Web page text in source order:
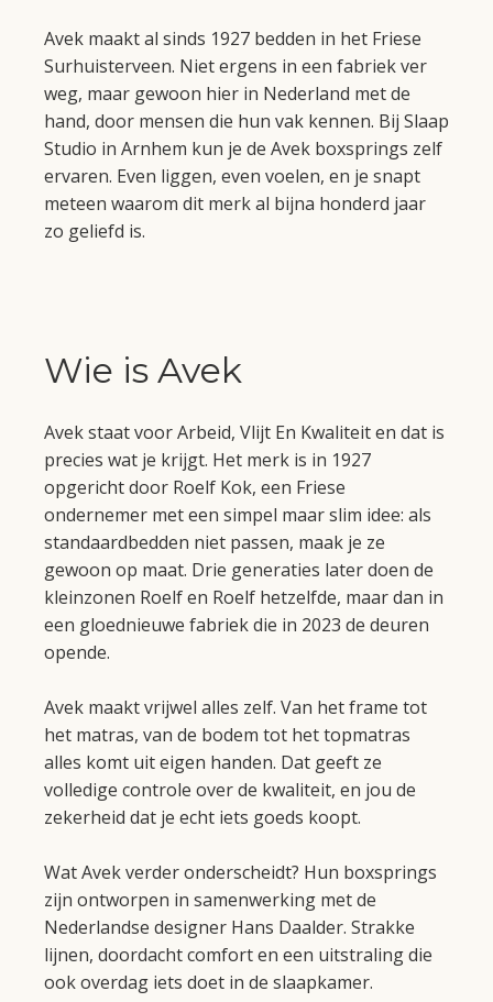
Avek maakt al sinds 1927 bedden in het Friese
Surhuisterveen. Niet ergens in een fabriek ver
weg, maar gewoon hier in Nederland met de
hand, door mensen die hun vak kennen. Bij Slaap
Studio in Arnhem kun je de Avek boxsprings zelf
ervaren. Even liggen, even voelen, en je snapt
meteen waarom dit merk al bijna honderd jaar
zo geliefd is.
Wie is Avek
Avek staat voor Arbeid, Vlijt En Kwaliteit en dat is
precies wat je krijgt. Het merk is in 1927
opgericht door Roelf Kok, een Friese
ondernemer met een simpel maar slim idee: als
standaardbedden niet passen, maak je ze
gewoon op maat. Drie generaties later doen de
kleinzonen Roelf en Roelf hetzelfde, maar dan in
een gloednieuwe fabriek die in 2023 de deuren
opende.
Avek maakt vrijwel alles zelf. Van het frame tot
het matras, van de bodem tot het topmatras
alles komt uit eigen handen. Dat geeft ze
volledige controle over de kwaliteit, en jou de
zekerheid dat je echt iets goeds koopt.
Wat Avek verder onderscheidt? Hun boxsprings
zijn ontworpen in samenwerking met de
Nederlandse designer Hans Daalder. Strakke
lijnen, doordacht comfort en een uitstraling die
ook overdag iets doet in de slaapkamer.